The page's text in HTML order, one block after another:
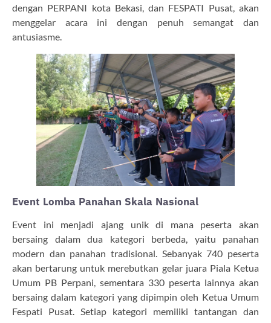
dengan PERPANI kota Bekasi, dan FESPATI Pusat, akan
menggelar acara ini dengan penuh semangat dan
antusiasme.
Event Lomba Panahan Skala Nasional
Event ini menjadi ajang unik di mana peserta akan
bersaing dalam dua kategori berbeda, yaitu panahan
modern dan panahan tradisional. Sebanyak 740 peserta
akan bertarung untuk merebutkan gelar juara Piala Ketua
Umum PB Perpani, sementara 330 peserta lainnya akan
bersaing dalam kategori yang dipimpin oleh Ketua Umum
Fespati Pusat. Setiap kategori memiliki tantangan dan